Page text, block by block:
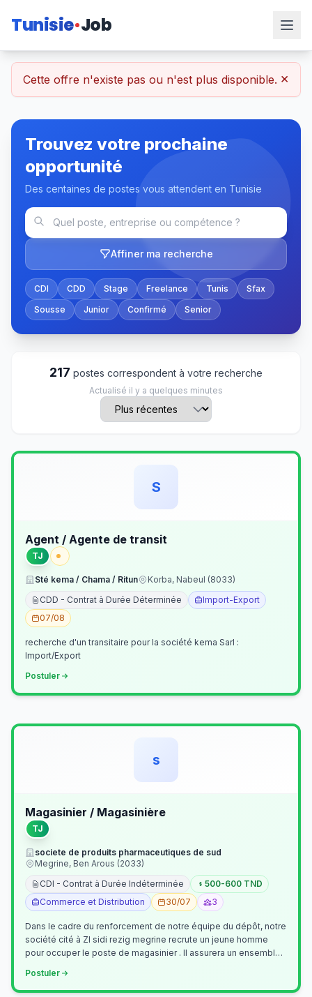
Tunisie Job
Cette offre n'existe pas ou n'est plus disponible. ×
Trouvez votre prochaine
opportunité
Des centaines de postes vous attendent en Tunisie
Affiner ma recherche
CDI CDD Stage Freelance Tunis
Sfax
Sousse
Junior Confirmé Senior
217 postes correspondent à votre recherche
Actualisé il y a quelques minutes
S
Agent / Agente de transit
TJ
Sté kema / Chama / Ritun
Korba, Nabeul (8033)
CDD - Contrat à Durée Déterminée
Import-Export
07/08
recherche d'un transitaire pour la société kema Sarl :
Import/Export
Postuler
s
Magasinier / Magasinière
TJ
societe de produits pharmaceutiques de sud
Megrine, Ben Arous (2033)
CDI - Contrat à Durée Indéterminée
500-600 TND
Commerce et Distribution
30/07 3
Dans le cadre du renforcement de notre équipe du dépôt, notre
société cité à ZI sidi rezig megrine recrute un jeune homme
pour occuper le poste de magasinier . Il assurera un ensemble
Postuler